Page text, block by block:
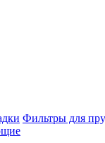
Фильтры для